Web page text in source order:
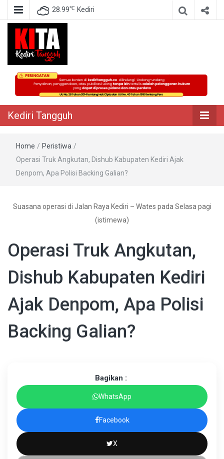
28.99℃ Kediri
Kediri Tangguh
Berita Akurat Terpercaya
Kediri Tangguh
Home / Peristiwa /
Operasi Truk Angkutan, Dishub Kabupaten Kediri Ajak
Denpom, Apa Polisi Backing Galian?
Suasana operasi di Jalan Raya Kediri – Wates pada Selasa pagi
(istimewa)
Operasi Truk Angkutan,
Dishub Kabupaten Kediri
Ajak Denpom, Apa Polisi
Backing Galian?
Bagikan :
WhatsApp
Facebook
X